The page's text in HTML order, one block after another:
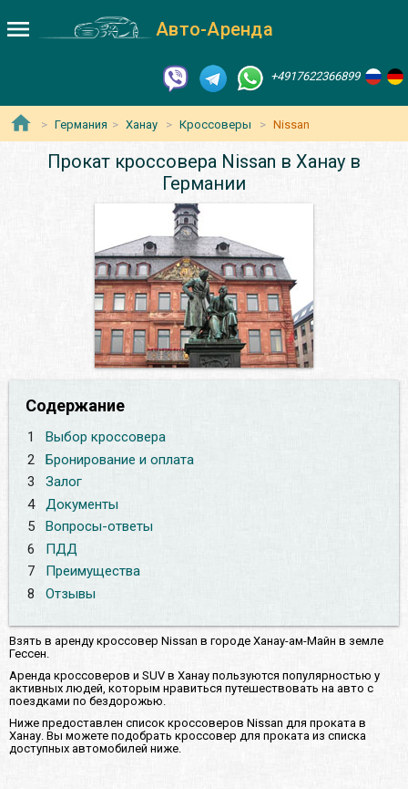
Авто-Аренда
+4917622366899
Германия Ханау Кроссоверы Nissan
Прокат кроссовера Nissan в Ханау в
Германии
Содержание
1
Выбор кроссовера
2
Бронирование и оплата
3
Залог
4
Документы
5
Вопросы-ответы
6
ПДД
7
Преимущества
8
Отзывы
Взять в аренду кроссовер Nissan в городе Ханау-ам-Майн в земле
Гессен.
Аренда кроссоверов и SUV в Ханау пользуются популярностью у
активных людей, которым нравиться путешествовать на авто с
поездками по бездорожью.
Ниже предоставлен список кроссоверов Nissan для проката в
Ханау. Вы можете подобрать кроссовер для проката из списка
доступных автомобилей ниже.